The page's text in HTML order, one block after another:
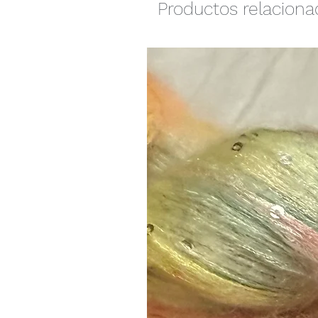
Productos